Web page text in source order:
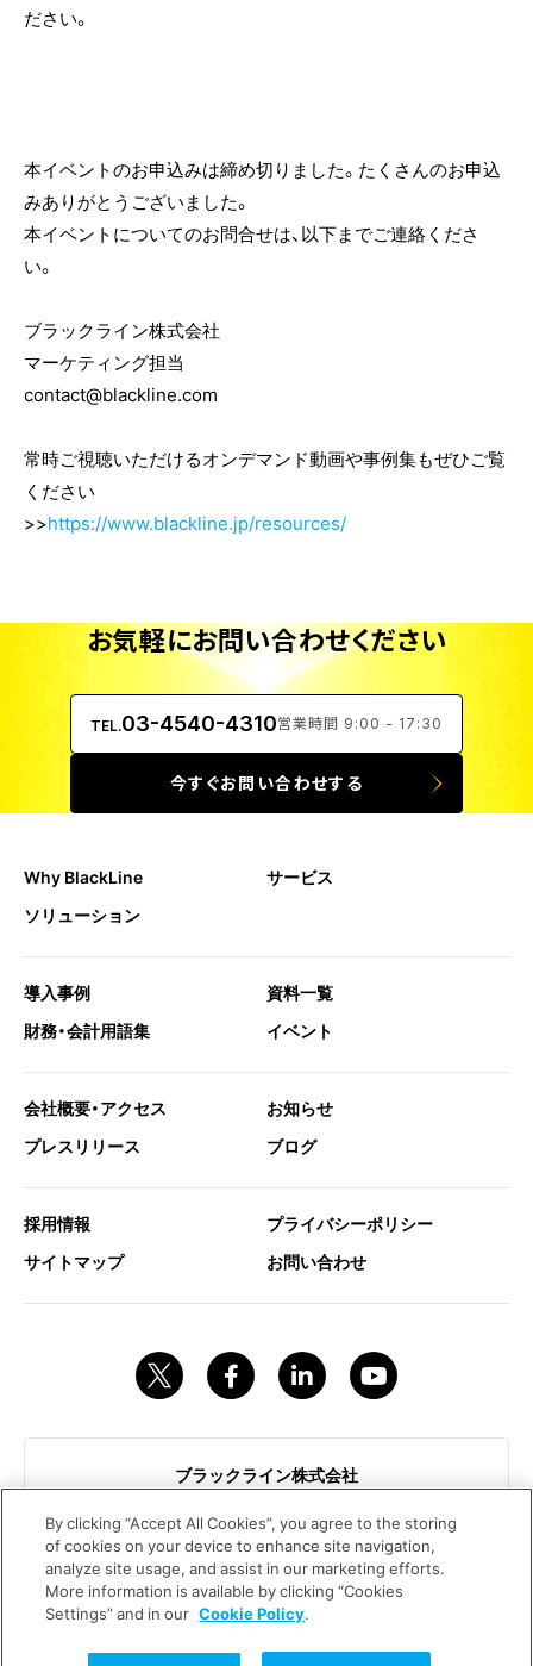
ださい。
本イベントのお申込みは締め切りました。たくさんのお申込
みありがとうございました。
本イベントについてのお問合せは、以下までご連絡くださ
い。
ブラックライン株式会社
マーケティング担当
contact@blackline.com
常時ご視聴いただけるオンデマンド動画や事例集もぜひご覧
ください
>>https://www.blackline.jp/resources/
お気軽にお問い合わせください
TEL.03-4540-4310営業時間 9:00 - 17:30
今すぐお問い合わせする
Why BlackLine
サービス
ソリューション
導入事例
資料一覧
財務・会計用語集
イベント
会社概要・アクセス
お知らせ
プレスリリース
ブログ
採用情報
プライバシーポリシー
サイトマップ
お問い合わせ
ブラックライン株式会社
contact@blackline.jp
Trust is in the Balance.™
© 2026 BLACKLINE INC.
By clicking “Accept All Cookies”, you agree to the storing
of cookies on your device to enhance site navigation,
analyze site usage, and assist in our marketing efforts.
More information is available by clicking “Cookies
Settings” and in our Cookie Policy.